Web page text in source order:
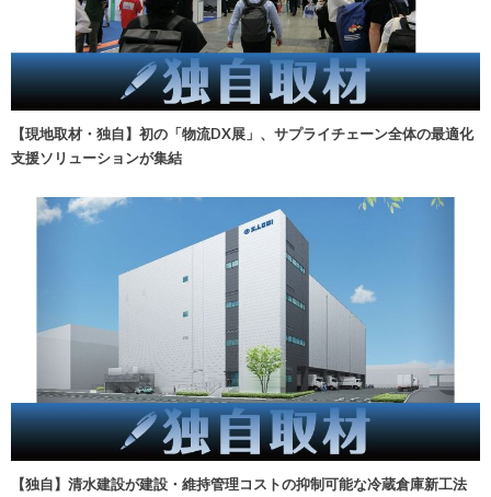
【現地取材・独自】初の「物流DX展」、サプライチェーン全体の最適化
支援ソリューションが集結
【独自】清水建設が建設・維持管理コストの抑制可能な冷蔵倉庫新工法